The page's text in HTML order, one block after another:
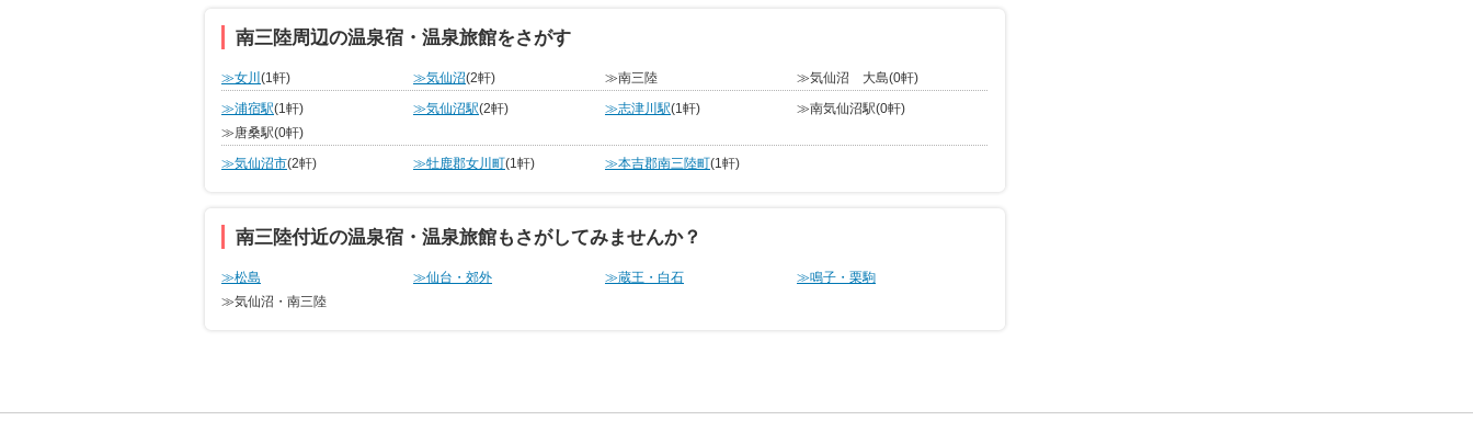
南三陸周辺の温泉宿・温泉旅館をさがす
≫女川 (1軒) ≫気仙沼(2軒) ≫南三陸 ≫気仙沼 大島(0軒)
≫浦宿駅(1軒) ≫気仙沼駅(2軒) ≫志津川駅(1軒) ≫南気仙沼駅(0軒)
≫唐桑駅(0軒)
≫気仙沼市(2軒) ≫牡鹿郡女川町(1軒) ≫本吉郡南三陸町(1軒)
南三陸付近の温泉宿・温泉旅館もさがしてみませんか？
≫松島 ≫仙台・郊外 ≫蔵王・白石
≫鳴子・栗駒
≫気仙沼・南三陸